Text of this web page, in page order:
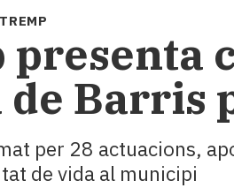
de Barris
per 28 actuacions,
de vida al municipi